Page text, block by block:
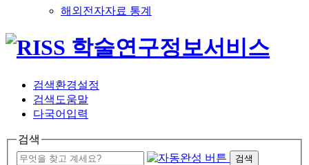
해외전자자료 통계
검색환경설정
검색도움말
다국어입력
검색
검색